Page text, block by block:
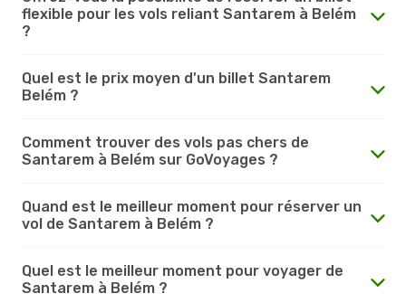
flexible pour les vols reliant Santarem à Belém
?
Quel est le prix moyen d'un billet Santarem
Belém ?
Comment trouver des vols pas chers de
Santarem à Belém sur GoVoyages ?
Quand est le meilleur moment pour réserver un
vol de Santarem à Belém ?
Quel est le meilleur moment pour voyager de
Santarem à Belém ?